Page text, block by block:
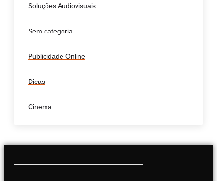
Soluções Audiovisuais
Sem categoria
Publicidade Online
Dicas
Cinema